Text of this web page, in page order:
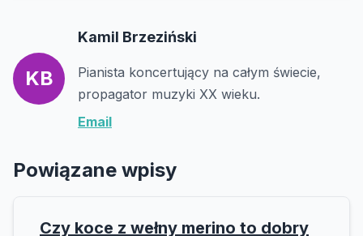
KB
Kamil Brzeziński
Pianista koncertujący na całym świecie,
propagator muzyki XX wieku.
Email
Powiązane wpisy
Czy koce z wełny merino to dobry